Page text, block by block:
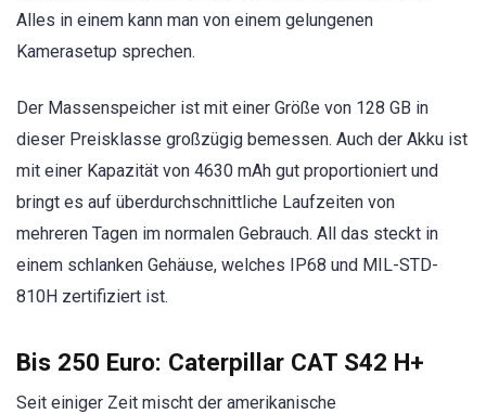
Alles in einem kann man von einem gelungenen
Kamerasetup sprechen.
Der Massenspeicher ist mit einer Größe von 128 GB in
dieser Preisklasse großzügig bemessen. Auch der Akku ist
mit einer Kapazität von 4630 mAh gut proportioniert und
bringt es auf überdurchschnittliche Laufzeiten von
mehreren Tagen im normalen Gebrauch. All das steckt in
einem schlanken Gehäuse, welches IP68 und MIL-STD-
810H zertifiziert ist.
Bis 250 Euro: Caterpillar CAT S42 H+
Seit einiger Zeit mischt der amerikanische